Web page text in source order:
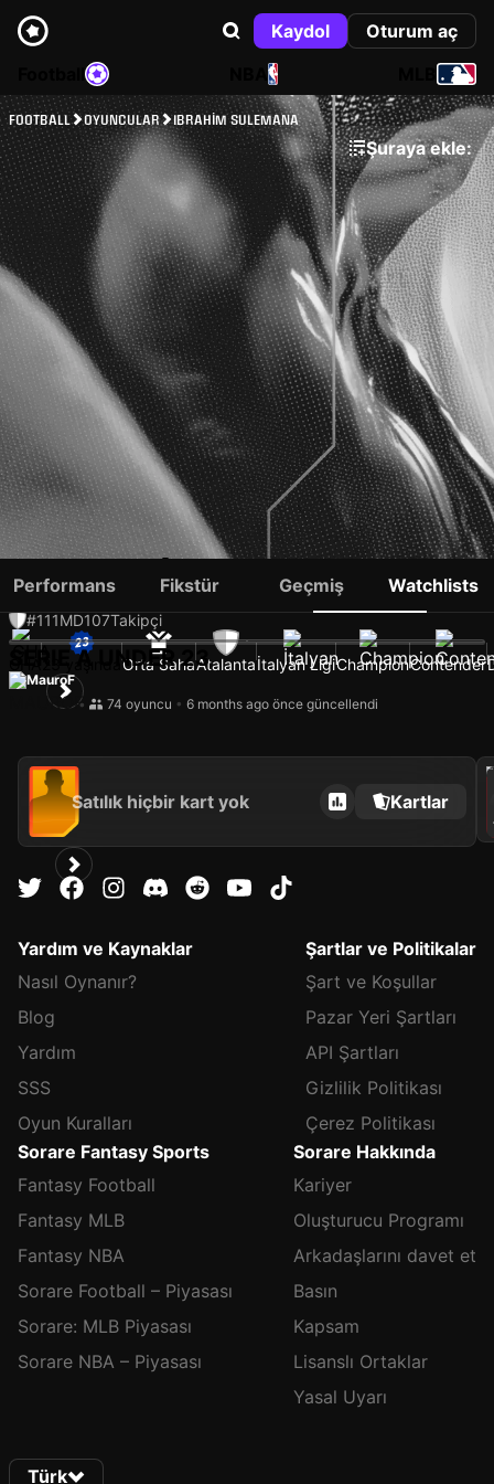
Kaydol
Oturum aç
NBA
FOOTBALL OYUNCULAR IBRAHIM SULEMANA
Şuraya ekle:
IBRAHIM SULEMANA
#111MD107Takipçi
Orta SahaAtalantaİtalyan LigiChampionContender
Performans Fikstür Geçmiş Watchlists
SERIE A UNDER 23
MauroF
•
74 oyuncu • 6 months ago önce güncellendi
Satılık hiçbir kart yok Kartlar
2024
Yardım ve Kaynaklar
Nasıl Oynanır?
Blog
Yardım
SSS
Oyun Kuralları
Şartlar ve Politikalar
Şart ve Koşullar
Pazar Yeri Şartları
API Şartları
Gizlilik Politikası
Çerez Politikası
Sorare Fantasy Sports
Fantasy Football
Fantasy MLB
Fantasy NBA
Sorare Football – Piyasası
Sorare: MLB Piyasası
Sorare NBA – Piyasası
Sorare Hakkında
Kariyer
Oluşturucu Programı
Arkadaşlarını davet et
Basın
Kapsam
Lisanslı Ortaklar
Yasal Uyarı
Türk